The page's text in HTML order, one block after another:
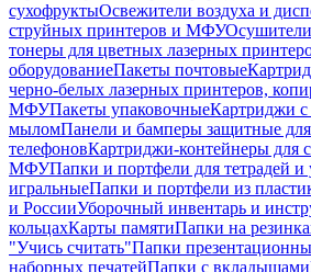
сухофруктыОсвежители воздуха и
струйных принтеров и МФУОсушители
тонеры для цветных лазерных
оборудованиеПакеты почтовые
черно-белых лазерных принтеров,
МФУПакеты упаковочныеКартриджи
мыломПанели и бамперы защитные для
телефоновКартриджи-контейнеры для
МФУПапки и портфели для тетрадей и
игральныеПапки и портфели из
и РоссииУборочный инвентарь и
кольцахКарты памятиПапки на
"Учись считать"Папки
наборных печатейПапки с вкладышами